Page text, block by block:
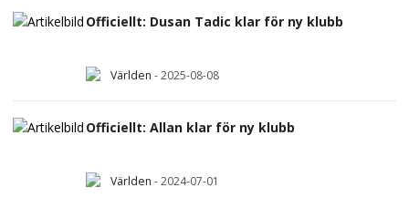
Officiellt: Dusan Tadic klar för ny klubb
Världen -2025-08-08
Officiellt: Allan klar för ny klubb
Världen -2024-07-01